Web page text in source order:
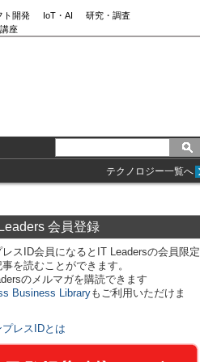
ト開発 IoT・AI
研究・調査
座
テクノロジー一覧へ
会員登録
スID会員になるとIT Leadersの会員限定
を読むことができます。
のメルマガを購読できます
Business Libraryもご利用いただけま
プレスIDとは